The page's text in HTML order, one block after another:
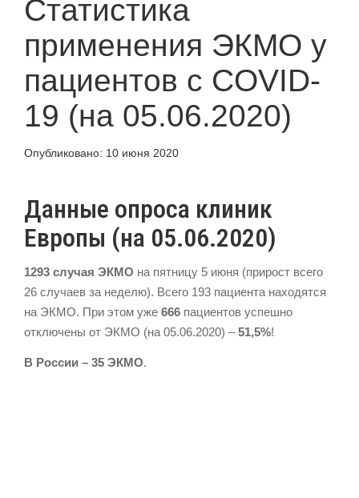
Статистика
применения ЭКМО у
пациентов с COVID-
19 (на 05.06.2020)
Опубликовано: 10 июня 2020
Данные опроса клиник
Европы (на 05.06.2020)
1293 случая ЭКМО на пятницу 5 июня (прирост всего
26 случаев за неделю). Всего 193 пациента находятся
на ЭКМО. При этом уже 666 пациентов успешно
отключены от ЭКМО (на 05.06.2020) –51,5%!
В России – 35 ЭКМО.